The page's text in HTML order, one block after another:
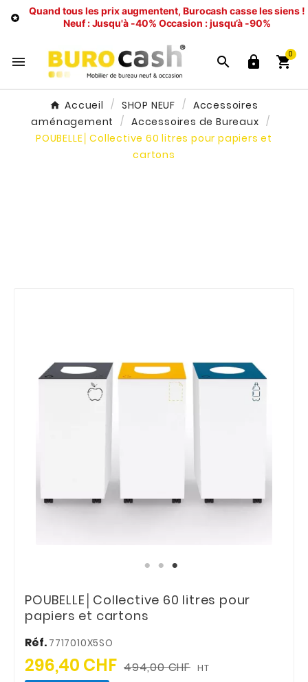

Quand tous les prix augmentent, Burocash casse les siens !
Neuf : Jusqu'à -40% Occasion : jusqu’à -90%
   
0
Accueil SHOP NEUF
Accessoires
aménagement
Accessoires de Bureaux
POUBELLE│Collective 60 litres pour papiers et
cartons
POUBELLE│Collective 60 litres pour
papiers et cartons
Réf. 7717010X5SO
296,40 CHF 494,00 CHF HT